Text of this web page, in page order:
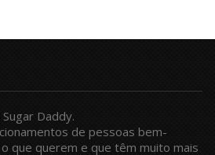
Daddy.
de pessoas bem-
que querem e que têm muito mais